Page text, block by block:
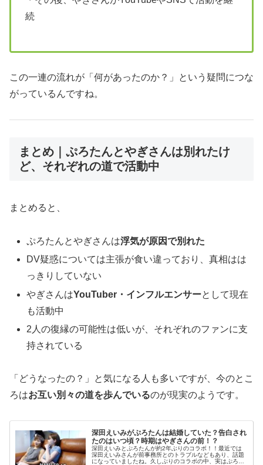
続
この一連の流れが「何があったのか？」という疑問につな
がっているんですね。
まとめ｜ぷろたんとやぎさんは別れたけ
ど、それぞれの道で活動中
まとめると、
ぷろたんとやぎさんは浮気が原因で別れた
DV疑惑については主張が食い違っており、真相はは
っきりしていない
やぎさんはYouTuber・インフルエンサーとして現在
も活動中
2人の復縁の可能性は低いが、それぞれのファンに支
持されている
「どうなったの？」と気になる人も多いですが、今のとこ
ろはお互い別々の道を歩んでいるのが現実のようです。
深田えいみがぷろたんは結婚していた？告白され
たのはいつ頃？時期はやぎさんの前！？
深田えいみとぷろたんが約2年ぶりのコラボ！！最近では
深田えいみさんが前事務所とのトラブルなどもあり、話題
になっていましたね。久しぶりのコラボの中、実はぷろた